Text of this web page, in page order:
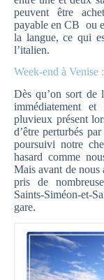
peuvent être
payable en CB ou
la langue, ce qui
l’italien.
Week-end à Venise
Dès qu’on sort de
immédiatement
pluvieux présent
d’être perturbés
poursuivi notre
hasard comme
Mais avant de nous
pris de
Saints-Siméon-et-
gare.